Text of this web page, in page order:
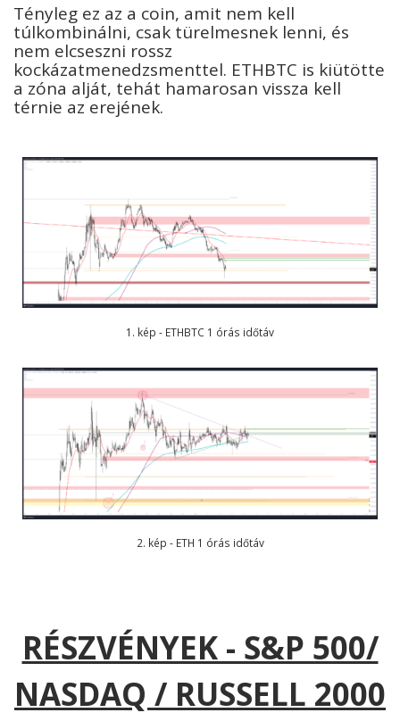
Tényleg ez az a coin, amit nem kell
túlkombinálni, csak türelmesnek lenni, és
nem elcseszni rossz
kockázatmenedzsmenttel. ETHBTC is kiütötte
a zóna alját, tehát hamarosan vissza kell
térnie az erejének.
1. kép - ETHBTC 1 órás időtáv
2. kép - ETH 1 órás időtáv
RÉSZVÉNYEK - S&P 500/
NASDAQ / RUSSELL 2000